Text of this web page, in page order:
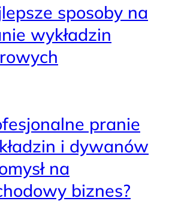
sposoby na
wykładzin
pranie
i dywanów
na
biznes?